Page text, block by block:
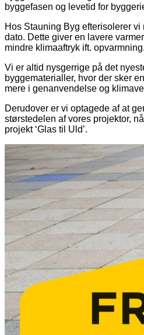
byggefasen og levetid for
Hos Stauning Byg efterisolerer
dato. Dette giver en lavere
mindre klimaaftryk ift. opvarmning.
Vi er altid nysgerrige på det
byggematerialler, hvor der sker
mere i genanvendelse og
Derudover er vi optagede af at
størstedelen af vores projektor,
projekt ‘Glas til Uld’.